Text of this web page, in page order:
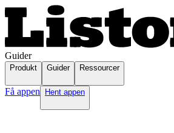
Guider
Produkt Guider Ressourcer
Få appen Hent appen